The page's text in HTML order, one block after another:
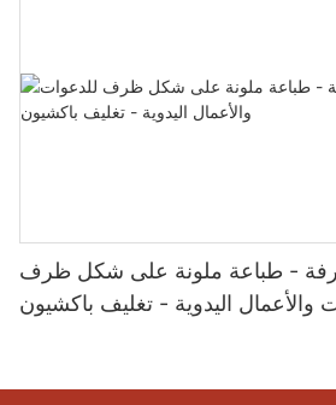
- طباعة ملونة على شكل ظرف
والأعمال اليدوية - تغليف باكشيون